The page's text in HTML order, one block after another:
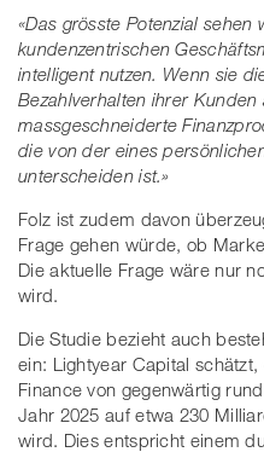
«Das grösste Potenzial
kundenzentrischen
intelligent nutzen. Wenn sie
Bezahlverhalten ihrer
massgeschneiderte
die von der eines
unterscheiden ist.»
Folz ist zudem davon
Frage gehen würde, ob
Die aktuelle Frage wäre nur
wird.
Die Studie bezieht auch
ein: Lightyear Capital
Finance von gegenwärtig
Jahr 2025 auf etwa 230
wird. Dies entspricht einem